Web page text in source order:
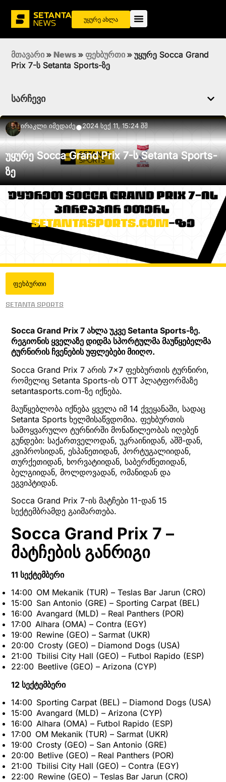
უყურე ახლა
მთავარი » News » ფეხბურთი » უყურე Socca Grand
Prix 7-ს Setanta Sports-ზე
სარჩევი
Ირაკლი Იმედაძე●2024 სექ 11, 15:24 შშ
უყურე Socca Grand Prix 7-ს Setanta Sports-
ზე
ფეხბურთი
Setanta Sports
Socca Grand Prix 7 ახლა უკვე Setanta Sports-ზე.
რეგიონის ყველაზე დიდმა სპორტულმა მაუწყებელმა
ტურნირის ჩვენების უფლებები მიიღო.
Socca Grand Prix 7 არის 7×7 ფეხბურთის ტურნირი,
რომელიც Setanta Sports-ის OTT პლატფორმაზე
setantasports.com-ზე იქნება.
მაუწყებლობა იქნება ყველა იმ 14 ქვეყანაში, სადაც
Setanta Sports ხელმისაწვდომია. ფეხბურთის
სამოყვარულო ტურნირში მონაწილეობას იღებენ
გუნდები: საქართველოდან, უკრაინიდან, აშშ-დან,
კვიპროსიდან, ესპანეთიდან, პორტუგალიიდან,
თურქეთიდან, ხორვატიიდან, საბერძნეთიდან,
ბელგიიდან, მოლდოვადან, ომანიდან და
ეგვიპტიდან.
Socca Grand Prix 7-ის მატჩები 11-დან 15
სექტემბრამდე გაიმართება.
Socca Grand Prix 7 –
მატჩების განრიგი
11 სექტემბერი
14:00 OM Mekanik (TUR) – Teslas Bar Jarun (CRO)
15:00 San Antonio (GRE) – Sporting Carpat (BEL)
16:00 Avangard (MLD) – Real Panthers (POR)
17:00 Alhara (OMA) – Contra (EGY)
19:00 Rewine (GEO) – Sarmat (UKR)
20:00 Crosty (GEO) – Diamond Dogs (USA)
21:00 Tbilisi City Hall (GEO) – Futbol Rapido (ESP)
22:00 Beetlive (GEO) – Arizona (CYP)
12 სექტემბერი
14:00 Sporting Carpat (BEL) – Diamond Dogs (USA)
15:00 Avangard (MLD) – Arizona (CYP)
16:00 Alhara (OMA) – Futbol Rapido (ESP)
17:00 OM Mekanik (TUR) – Sarmat (UKR)
19:00 Crosty (GEO) – San Antonio (GRE)
20:00 Betlive (GEO) – Real Panthers (POR)
21:00 Tbilisi City Hall (GEO) – Contra (EGY)
22:00 Rewine (GEO) – Teslas Bar Jarun (CRO)